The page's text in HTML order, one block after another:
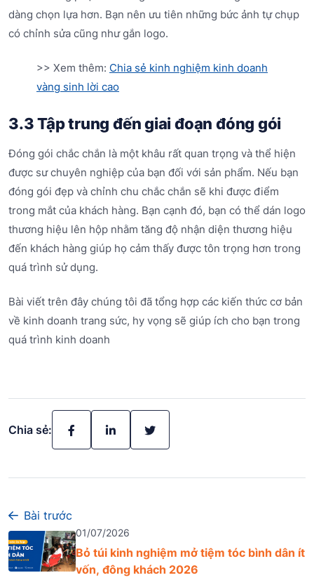
dàng chọn lựa hơn. Bạn nên ưu tiên những bức ảnh tự chụp
có chỉnh sửa cũng như gắn logo.
>> Xem thêm: Chia sẻ kinh nghiệm kinh doanh
vàng sinh lời cao
3.3 Tập trung đến giai đoạn đóng gói
Đóng gói chắc chắn là một khâu rất quan trọng và thể hiện
được sư chuyên nghiệp của bạn đối với sản phẩm. Nếu bạn
đóng gói đẹp và chỉnh chu chắc chắn sẽ khi được điểm
trong mắt của khách hàng. Bạn cạnh đó, bạn có thể dán logo
thương hiệu lên hộp nhằm tăng độ nhận diện thương hiệu
đến khách hàng giúp họ cảm thấy được tôn trọng hơn trong
quá trình sử dụng.
Bài viết trên đây chúng tôi đã tổng hợp các kiến thức cơ bản
về kinh doanh trang sức, hy vọng sẽ giúp ích cho bạn trong
quá trình kinh doanh
Chia sẻ:
Bài trước
01/07/2026
Bỏ túi kinh nghiệm mở tiệm tóc bình dân ít
vốn, đông khách 2026